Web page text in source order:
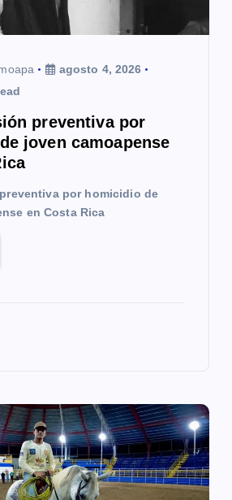
agosto 4, 2026
preventiva por
joven camoapense
por homicidio de
en Costa Rica